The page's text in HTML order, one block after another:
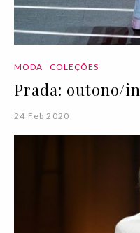
MODA COLEÇÕES
Prada: outono/
24 Feb 2020